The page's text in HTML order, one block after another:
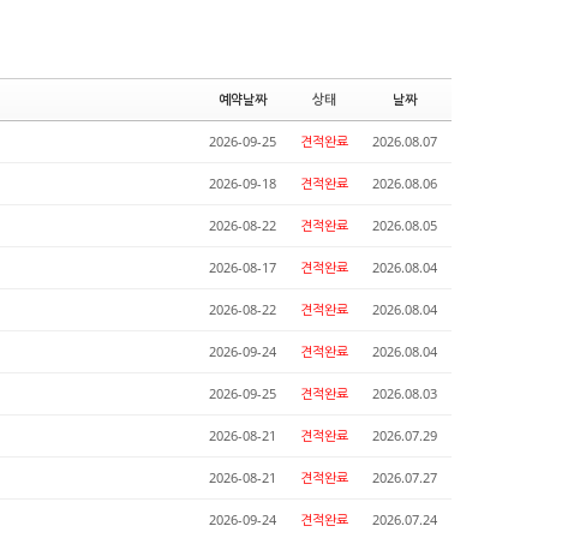
예약날짜 상태 날짜
2026-09-25 견적완료 2026.08.07
2026-09-18 견적완료 2026.08.06
2026-08-22 견적완료 2026.08.05
2026-08-17 견적완료 2026.08.04
2026-08-22 견적완료 2026.08.04
2026-09-24 견적완료 2026.08.04
2026-09-25 견적완료 2026.08.03
2026-08-21 견적완료 2026.07.29
2026-08-21 견적완료 2026.07.27
2026-09-24 견적완료 2026.07.24